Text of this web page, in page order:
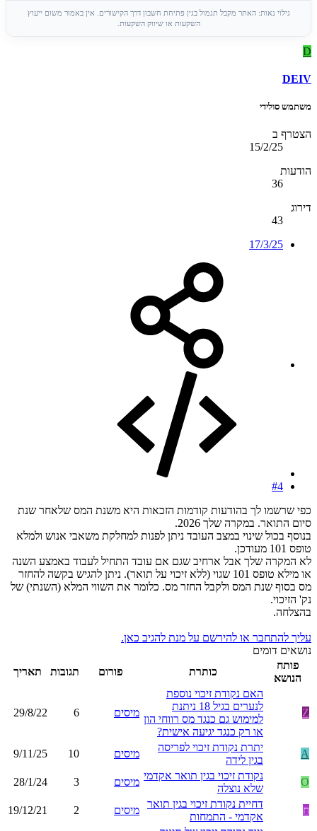
גילוי נאות: האתר מקבל תגמול בגין פתיחת חשבון דרך הקישורים. אין באמור משום ייעוץ
השקעות או שיווק השקעות.
D
DEIV
משתמש סולידי
הצטרף ב
15/2/25
הודעות
36
דירוג
43
17/3/25
#4
כפי שרשמו לך בהודעות קודמות הזכאות היא משנת המס שלאחר שנת
סיום התואר. במקרה שלך 2026.
בנוסף בכול שינוי במצב העובד ניתן לפנות למחלקת משאבי אנוש ולמלא
טופס 101 מעודכן.
לא המקרה שלך אבל ארחיב שגם אם עובד התחיל לעבוד באמצע השנה
או מילא טופס 101 שגוי (ללא זיכוי על תואר). ניתן להגיש בקשה להחזר
מס בסוף שנת המס ולקבל החזר מס. כלומר את השווי המלא (השנתי) של
נק' הזיכוי.
בהצלחה.
עליך להתחבר או להירשם על מנת להגיב כאן.
נושאים דומים
פותח
הנושא
כותרת פורום תגובות תאריך
Z
האם נקודת זיכוי נוספת
לנערים בגיל 18 ניתנת
למימוש גם כנגד מס רווחי הון
או רק כנגד יגיעה אישית?
מיסים 6
29/8/22
A
יתרת נקודת זיכוי לפריסה
בגין לידה
מיסים 10
9/11/25
O
נקודת זיכוי בגין תואר אקדמי
שלא נוצלה
מיסים 3
28/1/24
ח
דחיית נקודת זיכוי בגין תואר
אקדמי - התמחות
מיסים 2
19/12/21